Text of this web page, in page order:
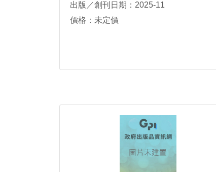
出版／創刊日期：2025-11
價格：未定價